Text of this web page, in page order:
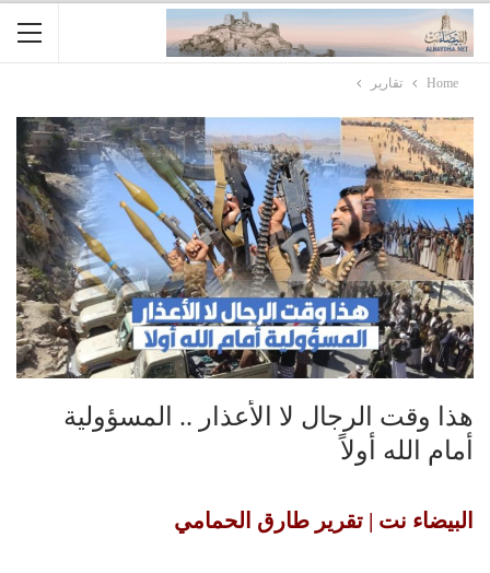
Home تقارير
هذا وقت الرجال لا الأعذار .. المسؤولية
أمام الله أولاً
البيضاء نت | تقرير طارق الحمامي